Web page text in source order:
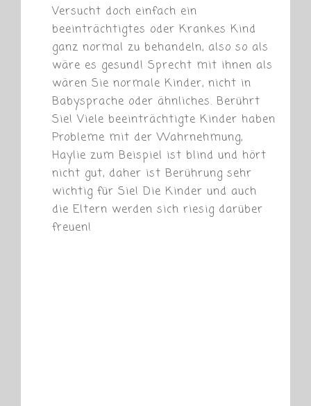
Versucht doch einfach ein
beeinträchtigtes oder Krankes Kind
ganz normal zu behandeln, also so als
wäre es gesund! Sprecht mit ihnen als
wären Sie normale Kinder, nicht in
Babysprache oder ähnliches. Berührt
Sie! Viele beeinträchtigte Kinder haben
Probleme mit der Wahrnehmung,
Haylie zum Beispiel ist blind und hört
nicht gut, daher ist Berührung sehr
wichtig für Sie! Die Kinder und auch
die Eltern werden sich riesig darüber
freuen!